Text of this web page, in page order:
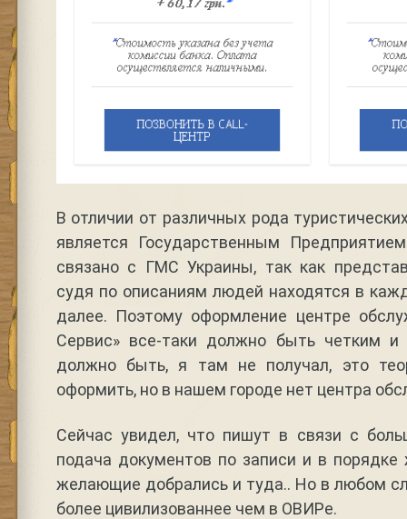
В отличии от различных рода
является Государственным
связано с ГМС Украины, так как
судя по описаниям людей находятся в
далее. Поэтому оформление центре
Сервис» все-таки должно быть четким
должно быть, я там не получал, это
оформить, но в нашем городе нет центра
Сейчас увидел, что пишут в связи с
подача документов по записи и в
желающие добрались и туда.. Но в любом
более цивилизованнее чем в ОВИРе.